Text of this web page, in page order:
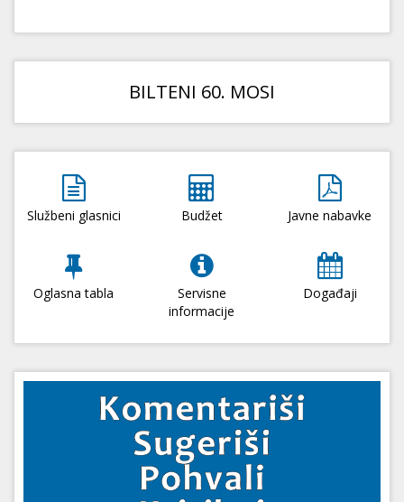
BILTENI 60. MOSI
Službeni glasnici Budžet Javne nabavke
Oglasna tabla
Servisne
informacije
Događaji